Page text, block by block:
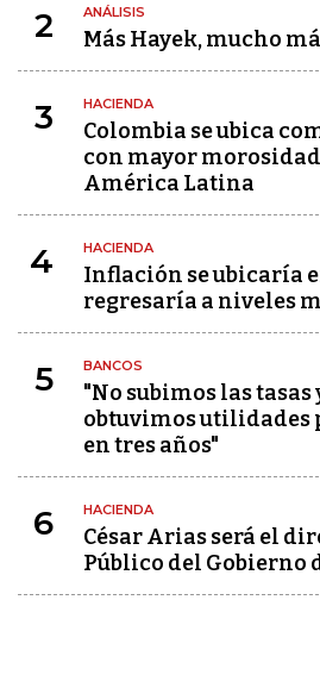
2 ANÁLISIS
Más Hayek, mucho
3 HACIENDA
Colombia se ubica
con mayor
América Latina
4 HACIENDA
Inflación se ubicaría
regresaría a niveles
5 BANCOS
"No subimos las tasas
obtuvimos utilidades
en tres años"
6 HACIENDA
César Arias será el
Público del Gobierno